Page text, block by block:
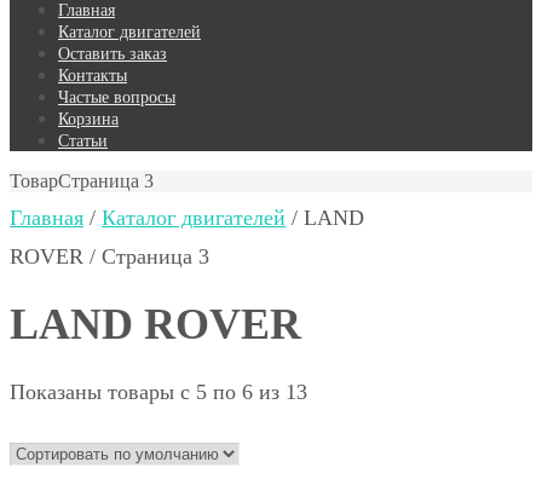
Главная
Каталог двигателей
Оставить заказ
Контакты
Частые вопросы
Корзина
Статьи
ТоварСтраница 3
Главная / Каталог двигателей / LAND
ROVER / Страница 3
LAND ROVER
Показаны товары с 5 по 6 из 13